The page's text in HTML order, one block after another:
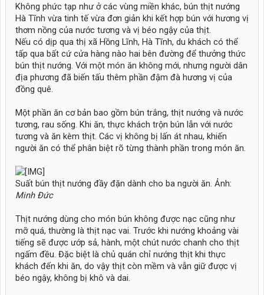
Không phức tạp như ở các vùng miền khác, bún thịt nướng
Hà Tĩnh vừa tinh tế vừa đơn giản khi kết hợp bún với hương vị
thơm nồng của nước tương và vị béo ngậy của thịt.
Nếu có dịp qua thị xã Hồng Lĩnh, Hà Tĩnh, du khách có thể
tấp qua bất cứ cửa hàng nào hai bên đường để thưởng thức
bún thịt nướng. Với một món ăn không mới, nhưng người dân
địa phương đã biến tấu thêm phần đậm đà hương vị của
đồng quê.
Một phần ăn cơ bản bao gồm bún trắng, thịt nướng và nước
tương, rau sống. Khi ăn, thực khách trộn bún lẫn với nước
tương và ăn kèm thịt. Các vị không bị lấn át nhau, khiến
người ăn có thể phân biệt rõ từng thành phần trong món ăn.
Suất bún thịt nướng đầy đặn dành cho ba người ăn. Ảnh:
Minh Đức
Thịt nướng dùng cho món bún không được nạc cũng như
mỡ quá, thường là thịt nạc vai. Trước khi nướng khoảng vài
tiếng sẽ được ướp sả, hành, một chút nước chanh cho thịt
ngấm đều. Đặc biệt là chủ quán chỉ nướng thịt khi thực
khách đến khi ăn, do vậy thịt còn mềm và vẫn giữ được vị
béo ngậy, không bị khô và dai.